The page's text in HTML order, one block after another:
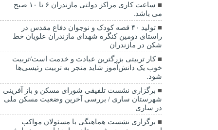
ساعت کاری مراکز دولتی مازندران ۶ تا ۱۰ صبح
می باشد.
تولید ۴۰ قصه کودک و نوجوان دفاع مقدس در
راستای دومین کنگره شهدای مازندران علویان خط
شکن در مازندران
کار تربیتی بزرگترین عبادت و خدمت است/تربیت
خوب یک دانش‌آموز شاید منجر به تربیت رئیسی‌ها
شود.
برگزاری ‌نشست تلفیقی شورای مسکن و باز آفرینی
شهرستان ساری / بررسی آخرین وضعیت مسکن ملی
در ساری
برگزاری نشست هماهنگی با مسئولان مواکب